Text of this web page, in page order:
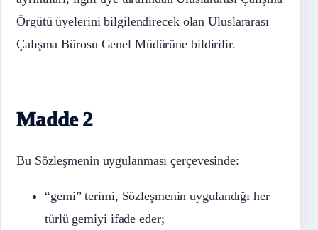
Örgütü üyelerini bilgilendirecek olan Uluslararası
Çalışma Bürosu Genel Müdürüne bildirilir.
Madde 2
Bu Sözleşmenin uygulanması çerçevesinde:
“gemi” terimi, Sözleşmenin uygulandığı her
türlü gemiyi ifade eder;